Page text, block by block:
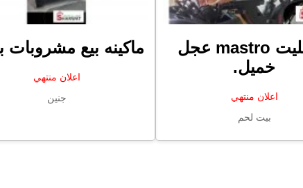
بسكليت mastro عجل
خميل.
اعلان منتهي
بيت لحم
ماكينه بيع مشروبات
اعلان منتهي
جنين